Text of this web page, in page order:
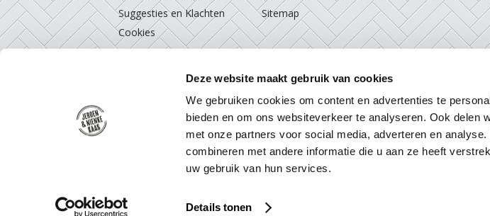
Deze website maakt gebruik van cookies
We gebruiken cookies om content en advertenties te
bieden en om ons websiteverkeer te analyseren. Ook delen
met onze partners voor social media, adverteren en
combineren met andere informatie die u aan ze heeft
uw gebruik van hun services.
Details tonen
Suggesties en Klachten
Cookies
Sitemap
Privacy Policy Algemene